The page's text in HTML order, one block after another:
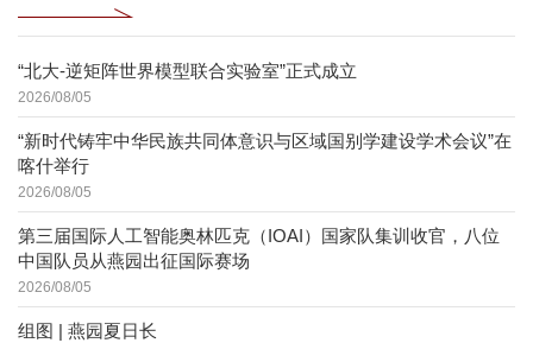
“北大-逆矩阵世界模型联合实验室”正式成立
2026/08/05
“新时代铸牢中华民族共同体意识与区域国别学建设学术会议”在
喀什举行
2026/08/05
第三届国际人工智能奥林匹克（IOAI）国家队集训收官，八位
中国队员从燕园出征国际赛场
2026/08/05
组图 | 燕园夏日长